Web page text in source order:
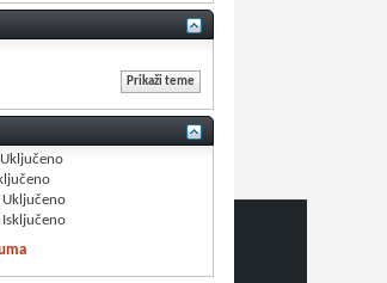
Uključeno
Uključeno
Isključeno